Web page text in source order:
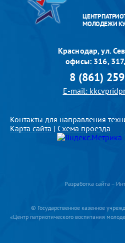
ЦЕНТР
МОЛОДЕЖИ
Краснодар, ул.
офисы: 316,
8 (861)
E-mail:
Контакты для направления
Карта сайта | Схема проезда
© Государственное казенное
«Центр патриотического воспитания
Разработка сайта –